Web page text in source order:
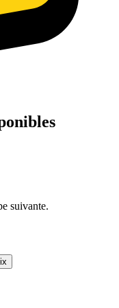
suivante.